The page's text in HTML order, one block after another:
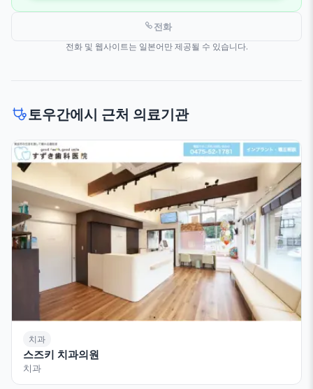
전화
전화 및 웹사이트는 일본어만 제공될 수 있습니다.
토우간에시 근처 의료기관
치과
스즈키 치과의원
치과